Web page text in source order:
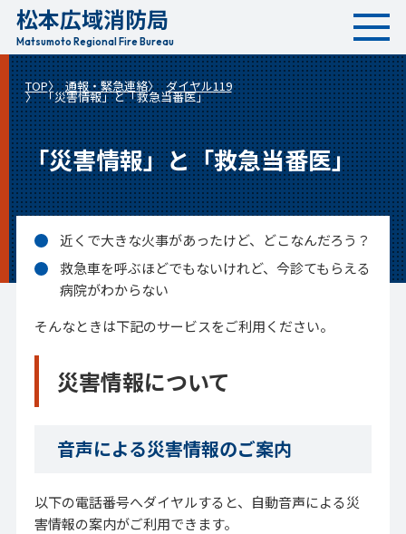
へ
移
動
松本広域消防局
Matsumoto Regional Fire Bureau
TOP 通報・緊急連絡 ダイヤル119
「災害情報」と「救急当番医」
「災害情報」と「救急当番医」
近くで大きな火事があったけど、どこなんだろう？
救急車を呼ぶほどでもないけれど、今診てもらえる
病院がわからない
そんなときは下記のサービスをご利用ください。
災害情報について
音声による災害情報のご案内
以下の電話番号へダイヤルすると、自動音声による災
害情報の案内がご利用できます。